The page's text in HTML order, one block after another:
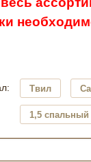
Твил
1,5 спальный